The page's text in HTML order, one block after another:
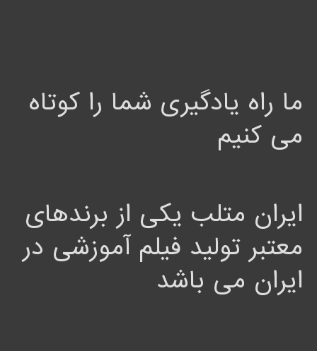
ما راه یادگیری شما را کوتاه
می کنیم
ایران متلب یکی از برندهای
معتبر تولید فیلم آموزشی در
ایران می باشد